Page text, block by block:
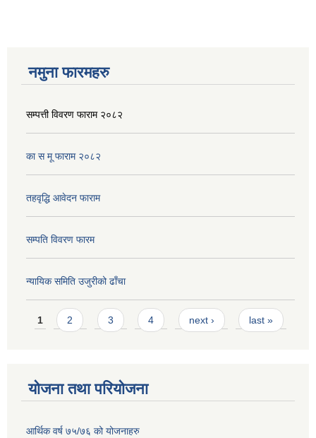
नमुना फारमहरु
सम्पत्ती विवरण फाराम २०८२
का स मू फाराम २०८२
तहवृद्धि आवेदन फाराम
सम्पति विवरण फारम
न्यायिक समिति उजुरीको ढाँचा
Pages
1 2 3 4 next › last »
योजना तथा परियोजना
आर्थिक वर्ष ७५/७६ को योजनाहरु